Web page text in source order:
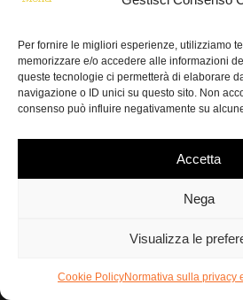
Per fornire le migliori esperienze, utilizziamo
memorizzare e/o accedere alle informazioni
queste tecnologie ci permetterà di elaborare
navigazione o ID unici su questo sito. Non
consenso può influire negativamente su
Accetta
Nega
Visualizza le
Cookie PolicyNormativa sulla privacy
© 2018 Copyright - Giangilberto Monti - Tutti i